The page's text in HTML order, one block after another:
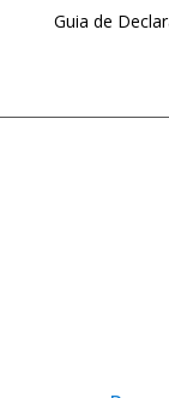
Guia de